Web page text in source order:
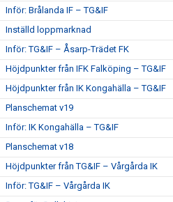
Inför: Brålanda IF – TG&IF
Inställd loppmarknad
Inför: TG&IF – Åsarp-Trädet FK
Höjdpunkter från IFK Falköping – TG&IF
Höjdpunkter från IK Kongahälla – TG&IF
Planschemat v19
Inför: IK Kongahälla – TG&IF
Planschemat v18
Höjdpunkter från TG&IF – Vårgårda IK
Inför: TG&IF – Vårgårda IK